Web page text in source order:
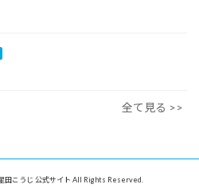
全て見る >>
田こうじ 公式サイト All Rights Reserved.